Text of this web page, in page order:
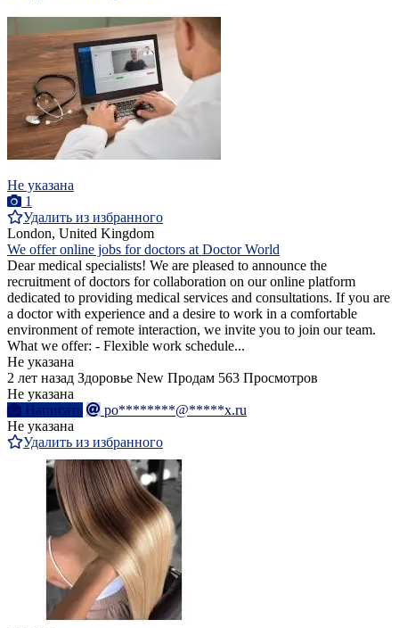
Не указана
1
Удалить из избранного
London, United Kingdom
We offer online jobs for doctors at Doctor World
Dear medical specialists! We are pleased to announce the
recruitment of doctors for collaboration on our online platform
dedicated to providing medical services and consultations. If you are
a doctor with experience and a desire to work in a comfortable
environment of remote interaction, we invite you to join our team.
What we offer: - Flexible work schedule...
Не указана
2 лет назад Здоровье New Продам 563 Просмотров
Не указана
Написать
po********@*****x.ru
Не указана
Удалить из избранного